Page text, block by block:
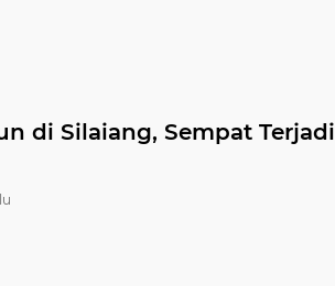
di Silaiang, Sempat Terjadi